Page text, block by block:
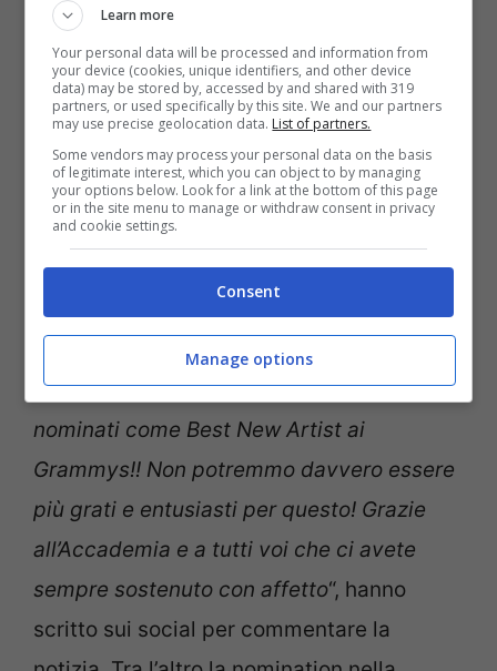
Damiano, frontman dei Maneskin (Ansa)
E anche il nuovo album si preannuncia un
successo, come confermato
immediatamente dall’enorme quantità di
prevedentite già completate. IManeskin
non hanno alcuna intenzione di fermarsi e
il movimento musicale italiano non ha che
da guadagnarci
riusciamo a credere ai nostri occhi e alle
nostre orecchie, ma siamo appena stati
nominati come Best New Artist ai
Grammys!! Non potremmo davvero essere
più grati e entusiasti per questo! Grazie
all’Accademia e a tutti voi che ci avete
sempre sostenuto con affetto“, hanno
scritto sui social per commentare la
Learn more
Your personal data will be processed and information from
your device (cookies, unique identifiers, and other device
data) may be stored by, accessed by and shared with 319
partners, or used specifically by this site. We and our partners
may use precise geolocation data. List of partners.
Some vendors may process your personal data on the basis
of legitimate interest, which you can object to by managing
your options below. Look for a link at the bottom of this page
or in the site menu to manage or withdraw consent in privacy
and cookie settings.
Consent
Manage options